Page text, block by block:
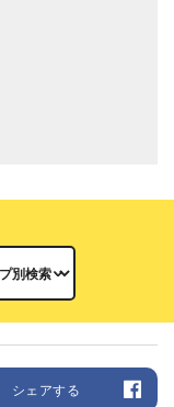
シェアする